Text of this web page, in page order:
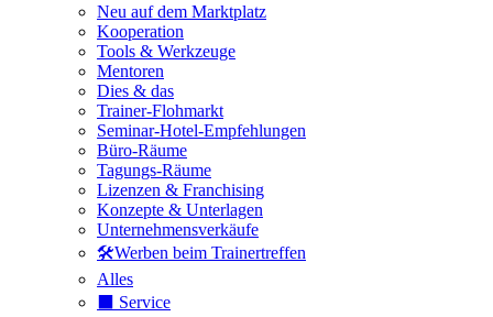
Neu auf dem Marktplatz
Kooperation
Tools & Werkzeuge
Mentoren
Dies & das
Trainer-Flohmarkt
Seminar-Hotel-Empfehlungen
Büro-Räume
Tagungs-Räume
Lizenzen & Franchising
Konzepte & Unterlagen
Unternehmensverkäufe
🛠️Werben beim Trainertreffen
Alles
⬛️ Service